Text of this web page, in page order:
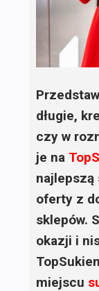
długie,
czy w
je na
najlepszą
oferty z
sklepów.
okazji i
miejscu